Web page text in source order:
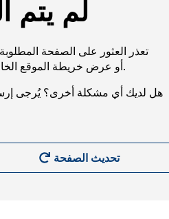
لم يتم
تعذر العثور على الصفحة
URL، أو عرض خريطة الموقع الخاصة بنا لمساعدتك في العثور على ما تريد.
هل لديك أي مشكلة أخرى؟ يُرجى